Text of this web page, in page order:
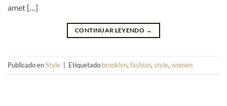
amet […]
CONTINUAR LEYENDO →
Publicado enStyle Etiquetado brooklyn, fashion, style, women